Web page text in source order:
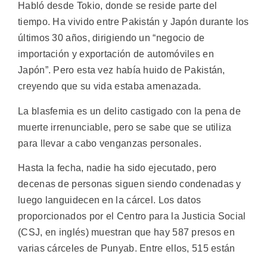
Habló desde Tokio, donde se reside parte del
tiempo. Ha vivido entre Pakistán y Japón durante los
últimos 30 años, dirigiendo un “negocio de
importación y exportación de automóviles en
Japón”. Pero esta vez había huido de Pakistán,
creyendo que su vida estaba amenazada.
La blasfemia es un delito castigado con la pena de
muerte irrenunciable, pero se sabe que se utiliza
para llevar a cabo venganzas personales.
Hasta la fecha, nadie ha sido ejecutado, pero
decenas de personas siguen siendo condenadas y
luego languidecen en la cárcel. Los datos
proporcionados por el Centro para la Justicia Social
(CSJ, en inglés) muestran que hay 587 presos en
varias cárceles de Punyab. Entre ellos, 515 están